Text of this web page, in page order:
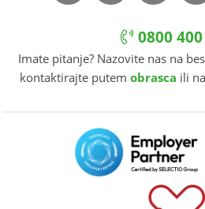
0800
Imate pitanje? Nazovite nas na
kontaktirajte putem obrasca ili na